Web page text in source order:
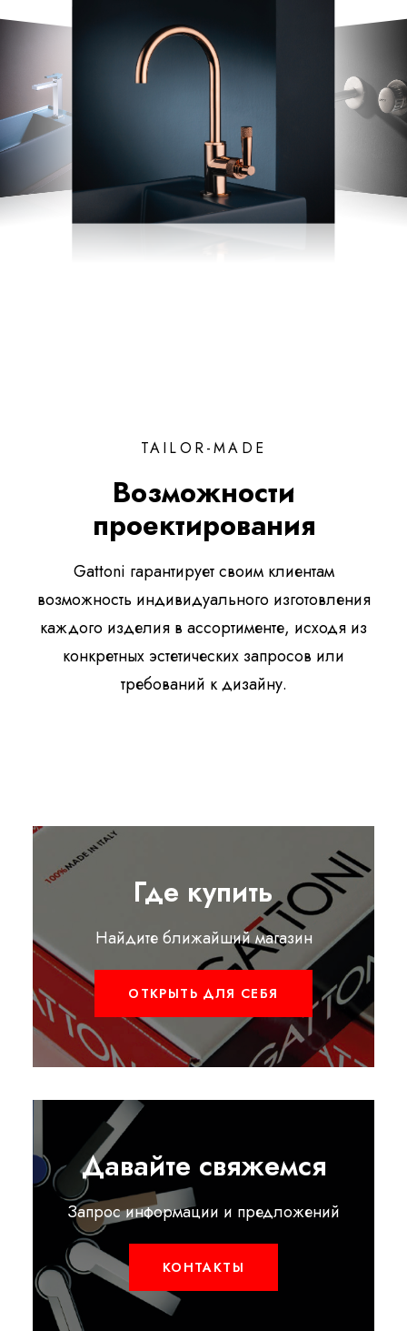
TAILOR-MADE
Возможности
проектирования
Gattoni гарантирует своим клиентам
возможность индивидуального изготовления
каждого изделия в ассортименте, исходя из
конкретных эстетических запросов или
требований к дизайну.
Где купить
Найдите ближайший магазин
ОТКРЫТЬ ДЛЯ СЕБЯ
Давайте свяжемся
Запрос информации и предложений
КОНТАКТЫ